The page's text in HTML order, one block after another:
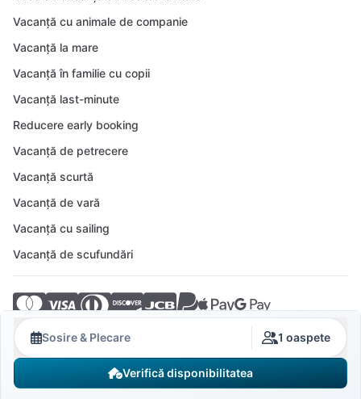
Sosire & Plecare 1 oaspete
Verifică disponibilitatea
Vacanță cu animale de companie
Vacanță la mare
Vacanță în familie cu copii
Vacanță last-minute
Reducere early booking
Vacanță de petrecere
Vacanță scurtă
Vacanță de vară
Vacanță cu sailing
Vacanță de scufundări
© 2026 Crovillas GmbH